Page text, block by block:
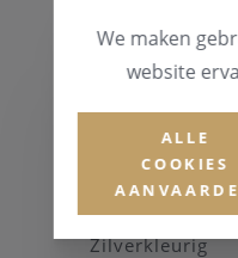
GLAS
Saffierglas
KLEUR BAND
Zilverkleurig
We maken
website
ALLE
COOKIES